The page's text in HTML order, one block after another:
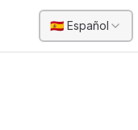
Main Navigation
🇪🇸 Español